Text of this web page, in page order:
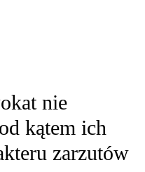
nie
kątem ich
zarzutów